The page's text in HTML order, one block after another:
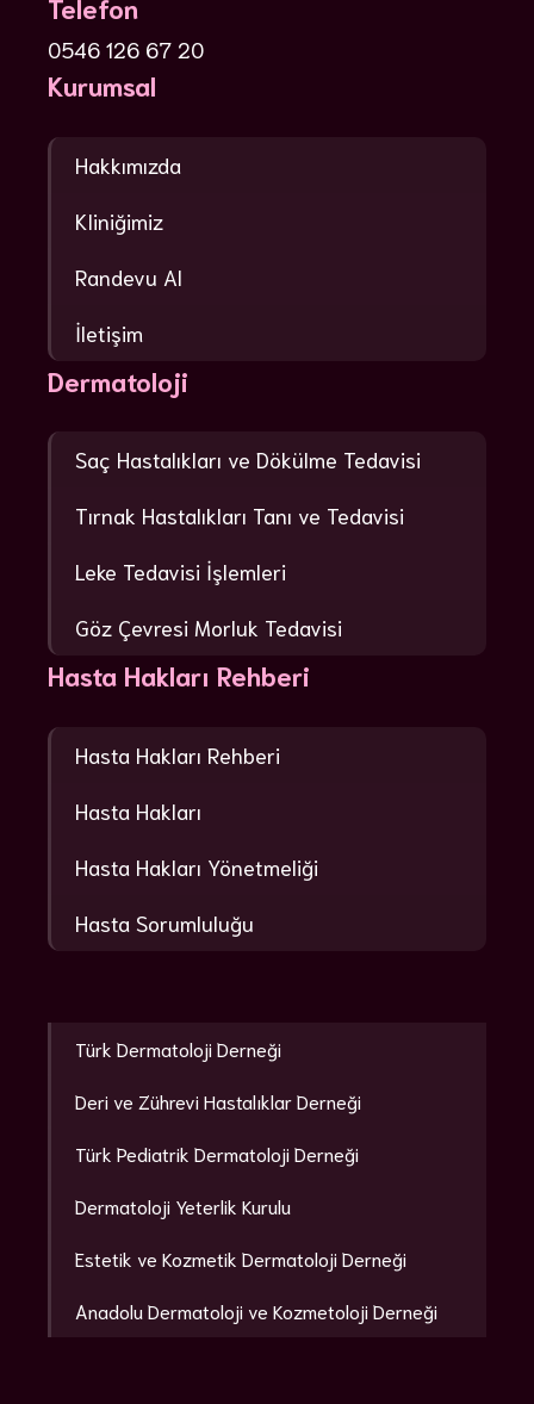
Telefon
0546 126 67 20
Kurumsal
Hakkımızda
Kliniğimiz
Randevu Al
İletişim
Dermatoloji
Saç Hastalıkları ve Dökülme Tedavisi
Tırnak Hastalıkları Tanı ve Tedavisi
Leke Tedavisi İşlemleri
Göz Çevresi Morluk Tedavisi
Hasta Hakları Rehberi
Hasta Hakları Rehberi
Hasta Hakları
Hasta Hakları Yönetmeliği
Hasta Sorumluluğu
Türk Dermatoloji Derneği
Deri ve Zührevi Hastalıklar Derneği
Türk Pediatrik Dermatoloji Derneği
Dermatoloji Yeterlik Kurulu
Estetik ve Kozmetik Dermatoloji Derneği
Anadolu Dermatoloji ve Kozmetoloji Derneği